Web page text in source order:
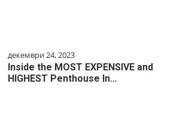
декември 24, 2023
Inside the MOST EXPENSIVE and
HIGHEST Penthouse In…